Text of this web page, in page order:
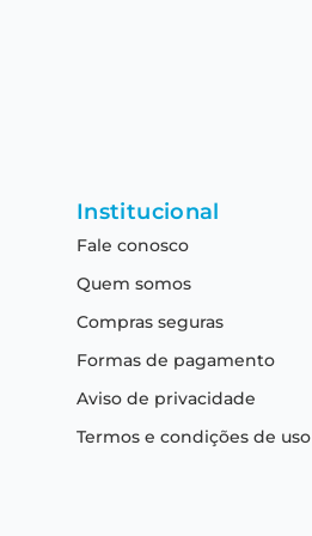
Institucional
Fale conosco
Quem somos
Compras seguras
Formas de pagamento
Aviso de privacidade
Termos e condições de uso